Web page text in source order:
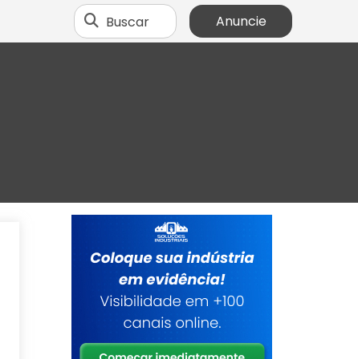
Buscar Anuncie